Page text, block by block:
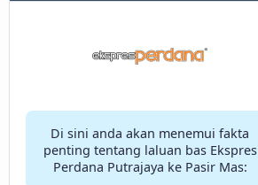
Di sini anda akan menemui fakta
penting tentang laluan bas Ekspres
Perdana Putrajaya ke Pasir Mas: